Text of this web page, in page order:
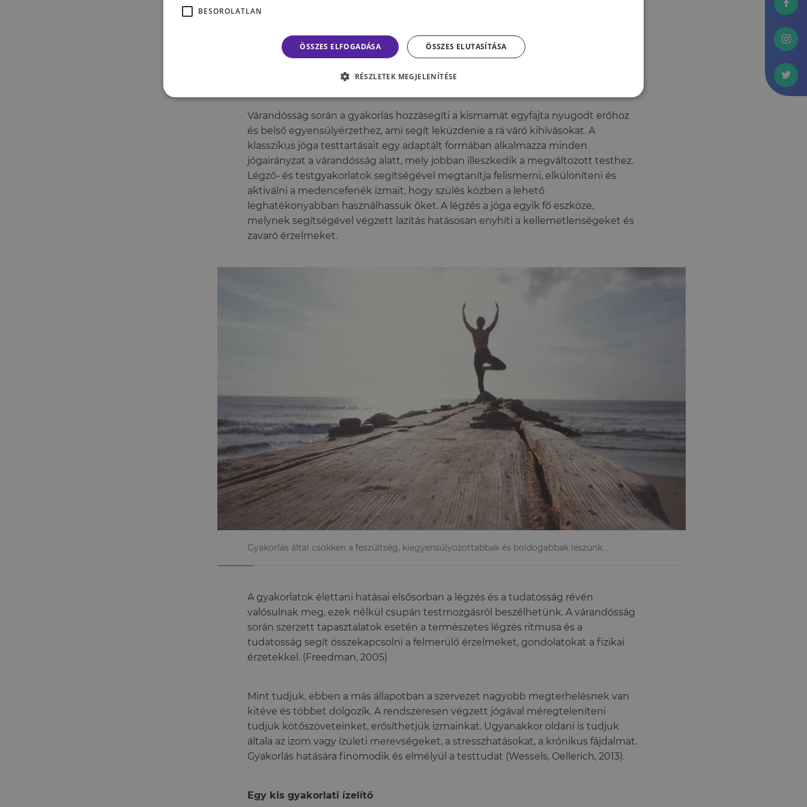
és különböző technikái által segít minket a pszichológiai és fiziológiai
Nagendra, 2013).
Miben segít a jóga a kismamáknak?
Várandósság során a gyakorlás hozzásegíti a kismamát egyfajta nyugodt erőhöz
és belső egyensúlyérzethez, ami segít leküzdenie a rá váró kihívásokat. A
klasszikus jóga testtartásait egy adaptált formában alkalmazza minden
jógairányzat a várandósság alatt, mely jobban illeszkedik a megváltozott testhez.
Légző- és testgyakorlatok segítségével megtanítja felismerni, elkülöníteni és
aktiválni a medencefenék izmait, hogy szülés közben a lehető
leghatékonyabban használhassuk őket. A légzés a jóga egyik fő eszköze,
melynek segítségével végzett lazítás hatásosan enyhíti a kellemetlenségeket és
zavaró érzelmeket.
Gyakorlás által csökken a feszültség, kiegyensúlyozottabbak és boldogabbak leszünk.
A gyakorlatok élettani hatásai elsősorban a légzés és a tudatosság révén
valósulnak meg, ezek nélkül csupán testmozgásról beszélhetünk. A várandósság
során szerzett tapasztalatok esetén a természetes légzés ritmusa és a
tudatosság segít összekapcsolni a felmerülő érzelmeket, gondolatokat a fizikai
érzetekkel. (Freedman, 2005)
Mint tudjuk, ebben a más állapotban a szervezet nagyobb megterhelésnek van
kitéve és többet dolgozik. A rendszeresen végzett jógával méregteleníteni
tudjuk kötőszöveteinket, erősíthetjük izmainkat. Ugyanakkor oldani is tudjuk
általa az izom vagy ízületi merevségeket, a stresszhatásokat, a krónikus fájdalmat.
Gyakorlás hatására finomodik és elmélyül a testtudat (Wessels, Oellerich, 2013).
Egy kis gyakorlati ízelítő
BESOROLATLAN
ÖSSZES ELFOGADÁSA ÖSSZES ELUTASÍTÁSA
RÉSZLETEK MEGJELENÍTÉSE